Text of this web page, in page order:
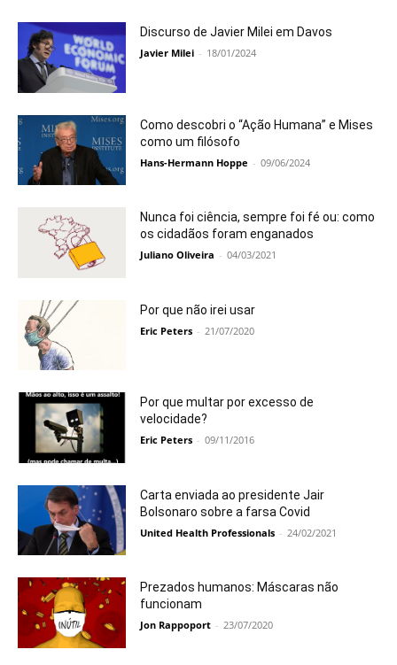
Discurso de Javier Milei em Davos
Javier Milei - 18/01/2024
Como descobri o “Ação Humana” e Mises
como um filósofo
Hans-Hermann Hoppe - 09/06/2024
Nunca foi ciência, sempre foi fé ou: como
os cidadãos foram enganados
Juliano Oliveira - 04/03/2021
Por que não irei usar
Eric Peters - 21/07/2020
Por que multar por excesso de
velocidade?
Eric Peters - 09/11/2016
Carta enviada ao presidente Jair
Bolsonaro sobre a farsa Covid
United Health Professionals - 24/02/2021
Prezados humanos: Máscaras não
funcionam
Jon Rappoport - 23/07/2020